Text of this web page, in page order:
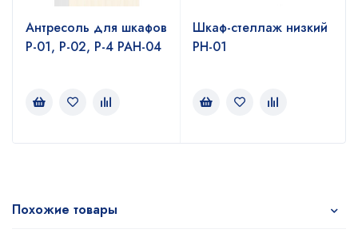
Антресоль для шкафов
Р-01, Р-02, Р-4 РАН-04
Шкаф-стеллаж низкий
РН-01
Похожие товары